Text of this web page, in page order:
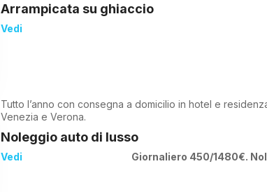
Arrampicata su ghiaccio
Vedi
Tutto l’anno con consegna a domicilio in hotel e
Venezia e Verona.
Noleggio auto di lusso
Vedi Giornaliero 450/1480€.